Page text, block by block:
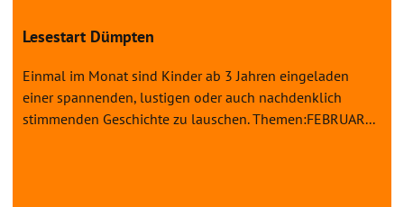
Lesestart Dümpten
Einmal im Monat sind Kinder ab 3 Jahren eingeladen
einer spannenden, lustigen oder auch nachdenklich
stimmenden Geschichte zu lauschen. Themen:FEBRUAR...